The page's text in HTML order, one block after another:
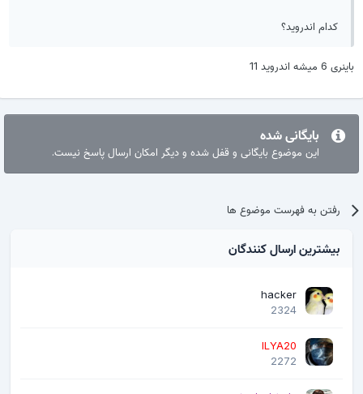
کدام اندروید؟
باینری 6 میشه اندروید 11
بایگانی شده
این موضوع بایگانی و قفل شده و دیگر امکان ارسال پاسخ نیست.
رفتن به فهرست موضوع ها
بیشترین ارسال کنندگان
hacker
2324
ILYA20
2272